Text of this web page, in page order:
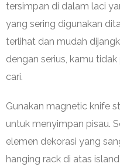
tersimpan di dalam laci
yang sering digunakan
terlihat dan mudah
dengan serius, kamu
cari.
Gunakan magnetic knife
untuk menyimpan pisau.
elemen dekorasi yang
hanging rack di atas